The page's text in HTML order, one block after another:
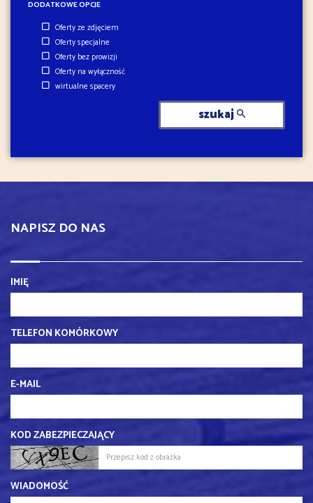
DODATKOWE OPCJE
Oferty ze zdjęciem
Oferty specjalne
Oferty bez prowizji
Oferty na wyłączność
wirtualne spacery
szukaj
NAPISZ DO NAS
IMIĘ
TELEFON KOMÓRKOWY
E-MAIL
KOD ZABEZPIECZAJĄCY
WIADOMOŚĆ